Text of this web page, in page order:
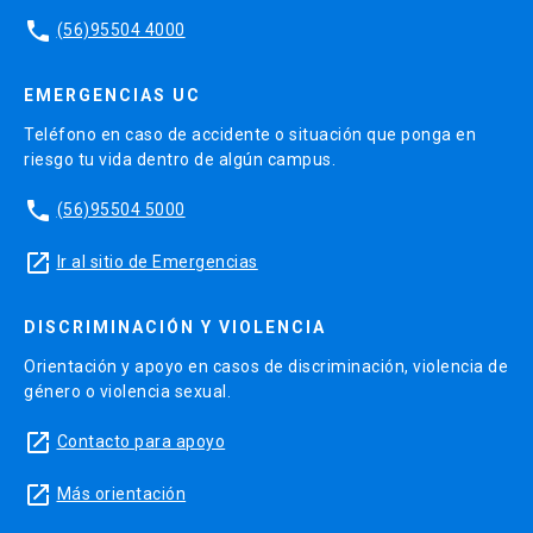
phone (56)95504 4000
EMERGENCIAS UC
Teléfono en caso de accidente o situación que ponga en
riesgo tu vida dentro de algún campus.
phone (56)95504 5000
launch Ir al sitio de Emergencias
DISCRIMINACIÓN Y VIOLENCIA
Orientación y apoyo en casos de discriminación, violencia de
género o violencia sexual.
launch Contacto para apoyo
launch Más orientación